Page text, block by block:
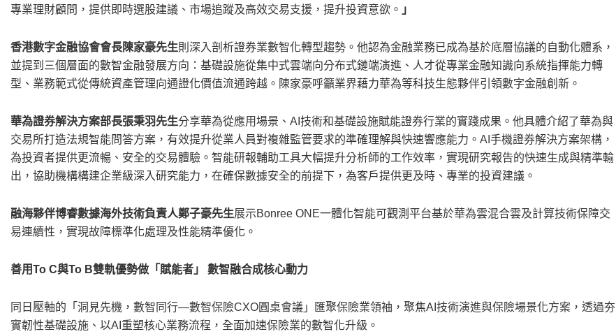
專業理財顧問，提供即時選股建議、市場追蹤及高效交易支援，提升投資意欲。 」
香港數字金融協會會長陳家豪先生則深入剖析證券業數智化轉型趨勢。他認為金融業務已成為基於底層協議的自動化體系，
並提到三個層面的數智金融發展方向：基礎設施從集中式雲端向分布式鏈端演進、人才從專業金融知識向系統指揮能力轉
型、業務範式從傳統資產管理向通證化價值流通跨越。陳家豪呼籲業界藉力華為等科技生態夥伴引領數字金融創新。
華為證券解決方案部長張秉羽先生分享華為從應用場景、AI技術和基礎設施賦能證券行業的實踐成果。他具體介紹了華為與
交易所打造法規智能問答方案，有效提升從業人員對複雜監管要求的準確理解與快速響應能力。AI手機證券解決方案架構，
為投資者提供更流暢、安全的交易體驗。智能研報輔助工具大幅提升分析師的工作效率，實現研究報告的快速生成與精準輸
出，協助機構構建企業級深入研究能力，在確保數據安全的前提下，為客戶提供更及時、專業的投資建議。
融海夥伴博睿數據海外技術負責人鄭子豪先生展示Bonree ONE一體化智能可觀測平台基於華為雲混合雲及計算技術保障交
易連續性，實現故障標準化處理及性能精準優化。
善用To C與To B雙軌優勢做「賦能者」 數智融合成核心動力
同日壓軸的「洞見先機，數智同行—數智保險CXO圓桌會議」匯聚保險業領袖，聚焦AI技術演進與保險場景化方案，透過夯
實韌性基礎設施、以AI重塑核心業務流程，全面加速保險業的數智化升級。